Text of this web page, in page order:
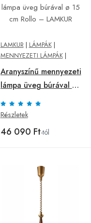
LAMKUR| LÁMPÁK|
MENNYEZETI LÁMPÁK|
Aranyszínű mennyezeti
lámpa üveg búrával ø
15 cm Rollo – LAMKUR
Részletek
46 090 Ft-tól